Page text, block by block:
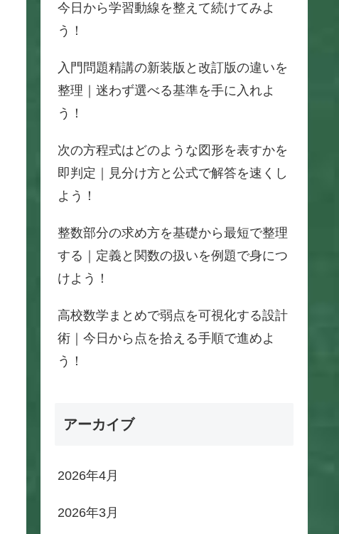
今日から学習動線を整えて続けてみよ
う！
入門問題精講の新装版と改訂版の違いを
整理｜迷わず選べる基準を手に入れよ
う！
次の方程式はどのような図形を表すかを
即判定｜見分け方と公式で解答を速くし
よう！
整数部分の求め方を基礎から最短で整理
する｜定義と関数の扱いを例題で身につ
けよう！
高校数学まとめで弱点を可視化する設計
術｜今日から点を拾える手順で進めよ
う！
アーカイブ
2026年4月
2026年3月